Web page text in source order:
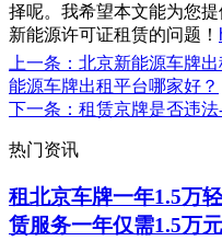
择呢。我希望本文能为您
新能源许可证租赁的问题！
上一条 ：北京新能源车牌
能源车牌出租平台哪家好？
下一条 ：租赁京牌是否违
热门资讯
租北京车牌一年1.5万
赁服务一年仅需1.5万